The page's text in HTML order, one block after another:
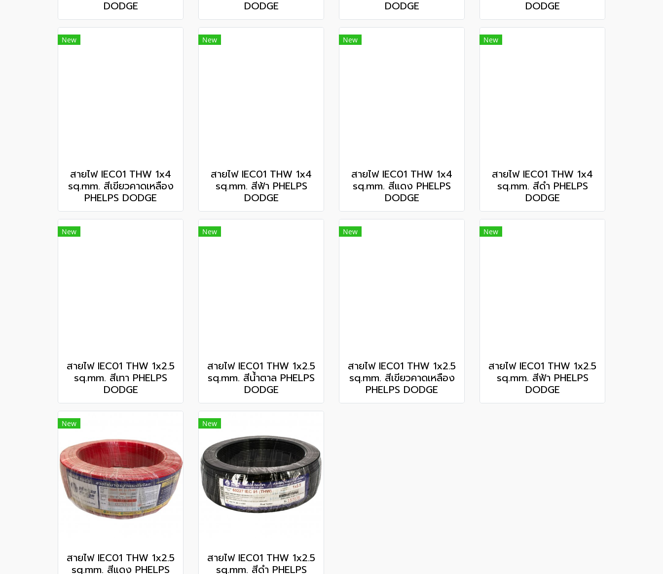
DODGE
DODGE
DODGE
DODGE
New
สายไฟ IEC01 THW 1x4
sq.mm. สีเขียวคาดเหลือง
PHELPS DODGE
New
สายไฟ IEC01 THW 1x4
sq.mm. สีฟ้า PHELPS
DODGE
New
สายไฟ IEC01 THW 1x4
sq.mm. สีแดง PHELPS
DODGE
New
สายไฟ IEC01 THW 1x4
sq.mm. สีดำ PHELPS
DODGE
New
สายไฟ IEC01 THW 1x2.5
sq.mm. สีเทา PHELPS
DODGE
New
สายไฟ IEC01 THW 1x2.5
sq.mm. สีน้ำตาล PHELPS
DODGE
New
สายไฟ IEC01 THW 1x2.5
sq.mm. สีเขียวคาดเหลือง
PHELPS DODGE
New
สายไฟ IEC01 THW 1x2.5
sq.mm. สีฟ้า PHELPS
DODGE
New
สายไฟ IEC01 THW 1x2.5
sq.mm. สีแดง PHELPS
New
สายไฟ IEC01 THW 1x2.5
sq.mm. สีดำ PHELPS